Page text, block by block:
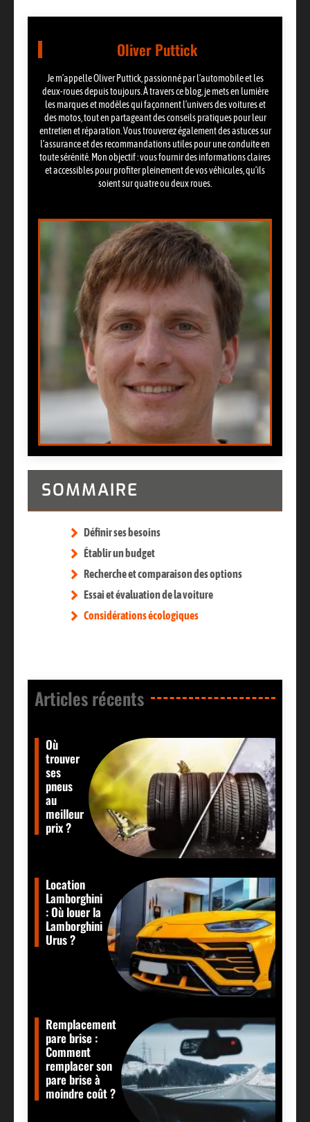
Oliver Puttick
Je m’appelle Oliver Puttick, passionné par l’automobile et les
deux-roues depuis toujours. À travers ce blog, je mets en lumière
les marques et modèles qui façonnent l’univers des voitures et
des motos, tout en partageant des conseils pratiques pour leur
entretien et réparation. Vous trouverez également des astuces sur
l’assurance et des recommandations utiles pour une conduite en
toute sérénité. Mon objectif : vous fournir des informations claires
et accessibles pour profiter pleinement de vos véhicules, qu’ils
soient sur quatre ou deux roues.
SOMMAIRE
Définir ses besoins
Établir un budget
Recherche et comparaison des options
Essai et évaluation de la voiture
Considérations écologiques
Articles récents​
Où
trouver
ses
pneus
au
meilleur
prix ?
Location
Lamborghini
: Où louer la
Lamborghini
Urus ?
Remplacement
pare brise :
Comment
remplacer son
pare brise à
moindre coût ?